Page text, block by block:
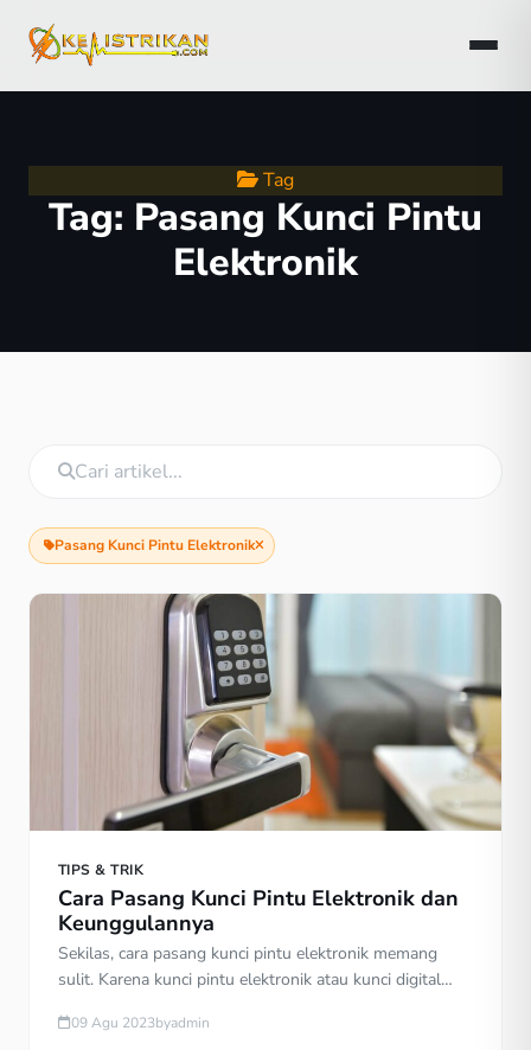
Tag
Tag: Pasang Kunci Pintu
Elektronik
Pasang Kunci Pintu Elektronik
TIPS & TRIK
Cara Pasang Kunci Pintu Elektronik dan
Keunggulannya
Sekilas, cara pasang kunci pintu elektronik memang
sulit. Karena kunci pintu elektronik atau kunci digital
biasa. Perpaduan dari material konvensional dengan
09 Agu 2023byadmin